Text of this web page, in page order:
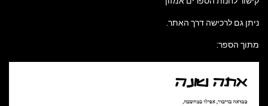
ניתן גם לרכישה דרך האתר.
מתוך הספר: